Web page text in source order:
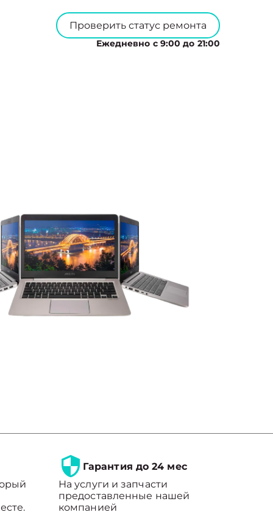
Проверить статус ремонта
Ежедневно с 9:00 до 21:00
Гарантия до 24 мес
На услуги и запчасти
предоставленные нашей
компанией